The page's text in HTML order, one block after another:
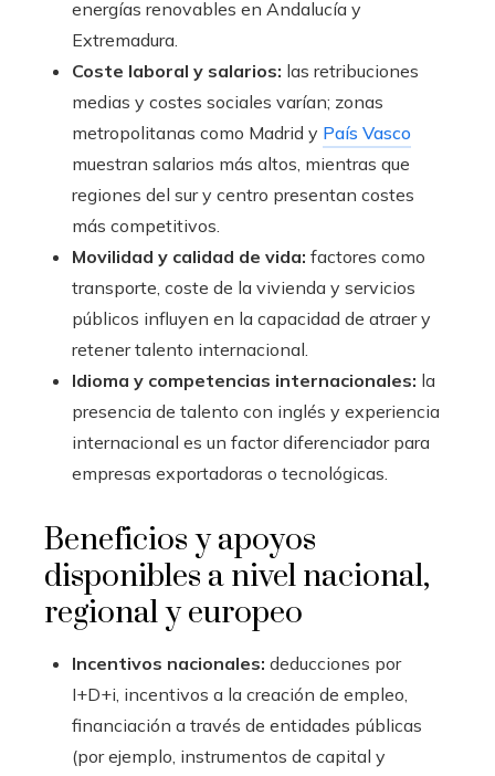
energías renovables en Andalucía y
Extremadura.
Coste laboral y salarios: las retribuciones
medias y costes sociales varían; zonas
metropolitanas como Madrid y País Vasco
muestran salarios más altos, mientras que
regiones del sur y centro presentan costes
más competitivos.
Movilidad y calidad de vida: factores como
transporte, coste de la vivienda y servicios
públicos influyen en la capacidad de atraer y
retener talento internacional.
Idioma y competencias internacionales: la
presencia de talento con inglés y experiencia
internacional es un factor diferenciador para
empresas exportadoras o tecnológicas.
Beneficios y apoyos
disponibles a nivel nacional,
regional y europeo
Incentivos nacionales: deducciones por
I+D+i, incentivos a la creación de empleo,
financiación a través de entidades públicas
(por ejemplo, instrumentos de capital y